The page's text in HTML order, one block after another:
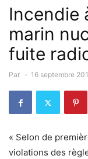
Incendie
marin
fuite
Par - 16 septembre
« Selon de
violations des